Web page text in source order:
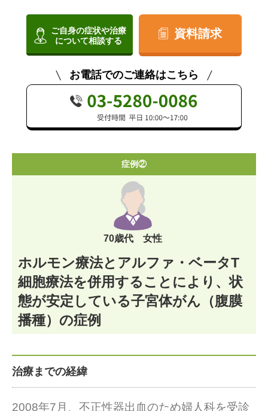
ご自身の症状や治療
について相談する
資料請求
お電話でのご連絡はこちら
症例②
70歳代 女性
ホルモン療法とアルファ・ベータT
細胞療法を併用することにより、状
態が安定している子宮体がん（腹膜
播種）の症例
治療までの経緯
2008年7月、不正性器出血のため婦人科を受診